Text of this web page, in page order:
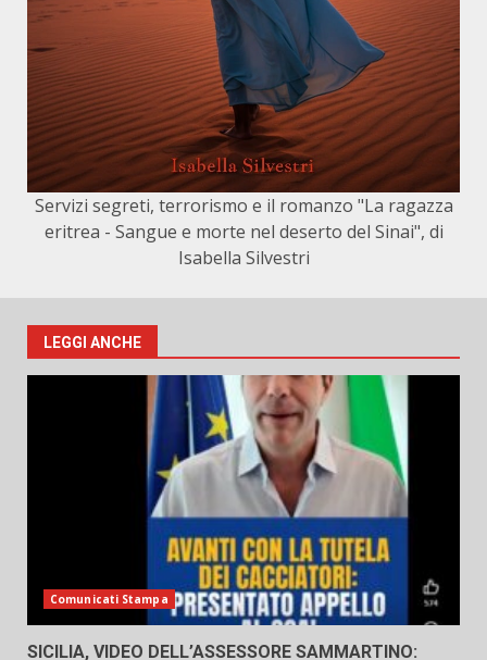
Servizi segreti, terrorismo e il romanzo "La ragazza
eritrea - Sangue e morte nel deserto del Sinai", di
Isabella Silvestri
LEGGI ANCHE
Comunicati Stampa
SICILIA, VIDEO DELL’ASSESSORE SAMMARTINO: